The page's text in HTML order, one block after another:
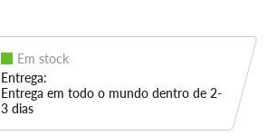
Em stock
Entrega:
Entrega em todo o mundo dentro de 2-
3 dias